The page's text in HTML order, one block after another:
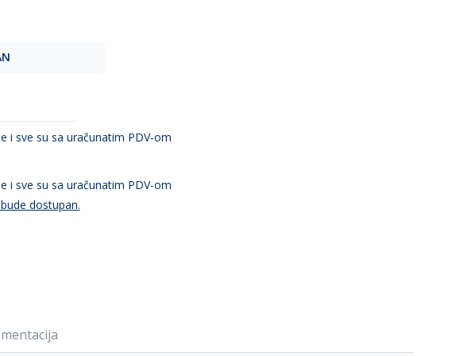
i sve su sa uračunatim PDV-om
i sve su sa uračunatim PDV-om
dostupan.